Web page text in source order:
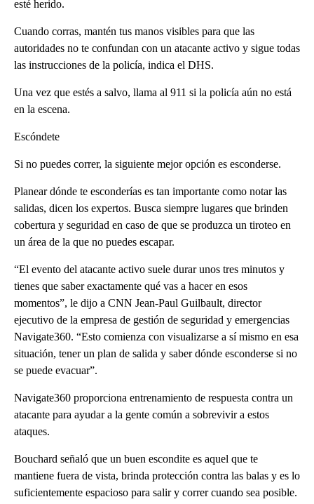
esté herido.
Cuando corras, mantén tus manos visibles para que las
autoridades no te confundan con un atacante activo y sigue todas
las instrucciones de la policía, indica el DHS.
Una vez que estés a salvo, llama al 911 si la policía aún no está
en la escena.
Escóndete
Si no puedes correr, la siguiente mejor opción es esconderse.
Planear dónde te esconderías es tan importante como notar las
salidas, dicen los expertos. Busca siempre lugares que brinden
cobertura y seguridad en caso de que se produzca un tiroteo en
un área de la que no puedes escapar.
“El evento del atacante activo suele durar unos tres minutos y
tienes que saber exactamente qué vas a hacer en esos
momentos”, le dijo a CNN Jean-Paul Guilbault, director
ejecutivo de la empresa de gestión de seguridad y emergencias
Navigate360. “Esto comienza con visualizarse a sí mismo en esa
situación, tener un plan de salida y saber dónde esconderse si no
se puede evacuar”.
Navigate360 proporciona entrenamiento de respuesta contra un
atacante para ayudar a la gente común a sobrevivir a estos
ataques.
Bouchard señaló que un buen escondite es aquel que te
mantiene fuera de vista, brinda protección contra las balas y es lo
suficientemente espacioso para salir y correr cuando sea posible.